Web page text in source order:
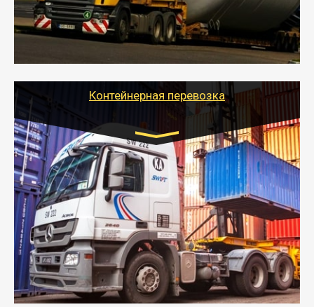
- Тайгер Логистик в короткие сроки поможет вам
качественно и безопасно перевезти негабаритные
грузы по всей России тралом, манипулятором и
другим транспортом и подобрать оптимальный
Контейнерная перевозка
Цена за км. Рассчитывается
индивидуально
- Контейнерные грузоперевозки на специальном
оборудованном транспорте быстро, качественно и
безопасно.
- Наша транспортная компания поможет
организовать доставку в порт и из порта
стандартных контейнеров на контейнеровозе,
шаландах и площадках (открытых кузовах),
используя надежные крепления.